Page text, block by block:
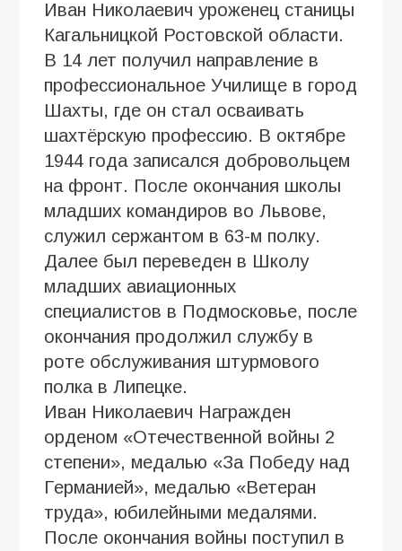
Иван Николаевич уроженец станицы
Кагальницкой Ростовской области.
В 14 лет получил направление в
профессиональное Училище в город
Шахты, где он стал осваивать
шахтёрскую профессию. В октябре
1944 года записался добровольцем
на фронт. После окончания школы
младших командиров во Львове,
служил сержантом в 63-м полку.
Далее был переведен в Школу
младших авиационных
специалистов в Подмосковье, после
окончания продолжил службу в
роте обслуживания штурмового
полка в Липецке.
Иван Николаевич Награжден
орденом «Отечественной войны 2
степени», медалью «За Победу над
Германией», медалью «Ветеран
труда», юбилейными медалями.
После окончания войны поступил в